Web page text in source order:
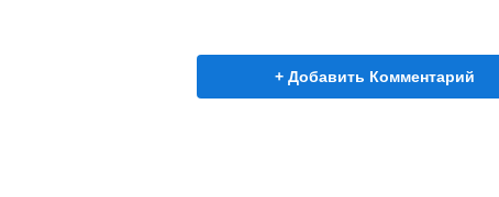
+ Добавить Комментарий